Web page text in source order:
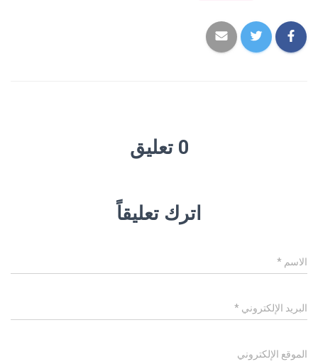
0 تعليق
اترك تعليقاً
الاسم *
البريد الإلكتروني *
الموقع الإلكتروني